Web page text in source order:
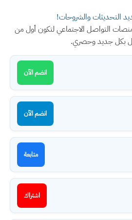
التحديثات والشروحات!
منصات التواصل الاجتماعي لتكون أول من
بكل جديد وحصري.
انضم الآن
انضم الآن
متابعة
اشتراك